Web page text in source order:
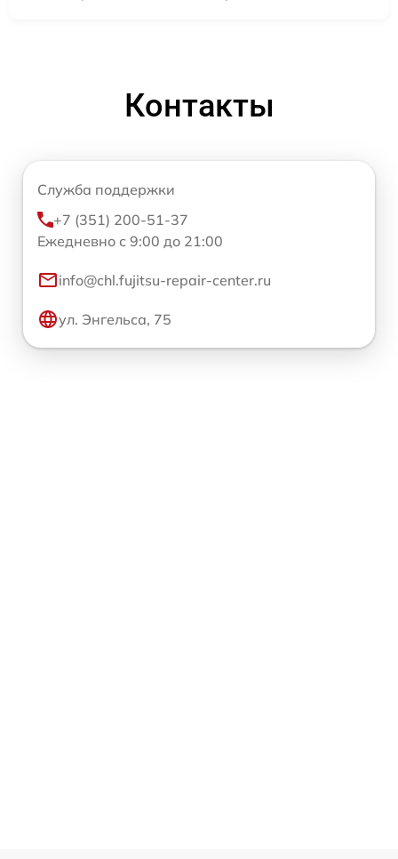
Контакты
Служба поддержки
+7 (351) 200-51-37
Ежедневно с 9:00 до 21:00
info@chl.fujitsu-repair-center.ru
ул. Энгельса, 75